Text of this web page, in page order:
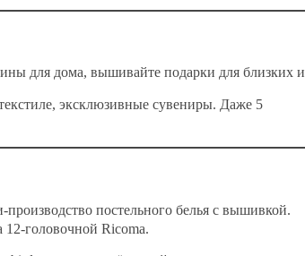
для дома, вышивайте подарки для близких и
эксклюзивные сувениры. Даже 5
постельного белья с вышивкой.
головочной Ricoma.